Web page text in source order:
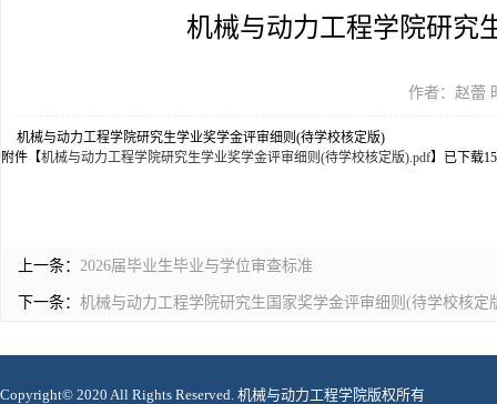
机械与动力工程学院研究
作者：赵蕾
机械与动力工程学院研究生学业奖学金评审细则(待学校核定版)
附件【机械与动力工程学院研究生学业奖学金评审细则(待学校核定版).pdf】已下载
上一条： 2026届毕业生毕业与学位审查标准
下一条： 机械与动力工程学院研究生国家奖学金评审细则(待学校核定
Copyright© 2020 All Rights Reserved. 机械与动力工程学院版权所有